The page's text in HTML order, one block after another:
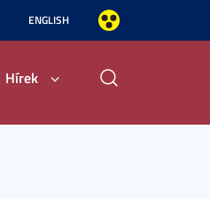
ENGLISH
Hírek